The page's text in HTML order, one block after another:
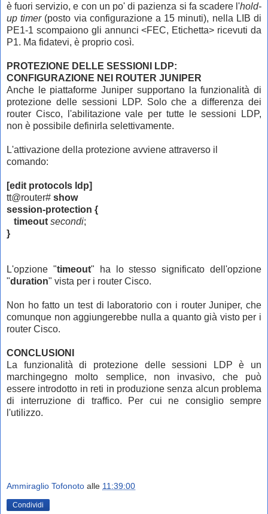
è fuori servizio, e con un po' di pazienza si fa scadere l'hold-
up timer(posto via configurazione a 15 minuti), nella LIB di
PE1-1 scompaiono gli annunci <FEC, Etichetta> ricevuti da
P1. Ma fidatevi, è proprio così.
PROTEZIONE DELLE SESSIONI LDP:
CONFIGURAZIONE NEI ROUTER JUNIPER
Anche le piattaforme Juniper supportano la funzionalità di
protezione delle sessioni LDP. Solo che a differenza dei
router Cisco, l'abilitazione vale per tutte le sessioni LDP,
non è possibile definirla selettivamente.
L'attivazione della protezione avviene attraverso il
comando:
[edit protocols ldp]
tt@router# show
session-protection {
timeout secondi;
}
L'opzione "timeout" ha lo stesso significato dell'opzione
"duration" vista per i router Cisco.
Non ho fatto un test di laboratorio con i router Juniper, che
comunque non aggiungerebbe nulla a quanto già visto per i
router Cisco.
CONCLUSIONI
La funzionalità di protezione delle sessioni LDP è un
marchingegno molto semplice, non invasivo, che può
essere introdotto in reti in produzione senza alcun problema
di interruzione di traffico. Per cui ne consiglio sempre
l'utilizzo.
Ammiraglio Tofonoto alle 11:39:00
Condividi